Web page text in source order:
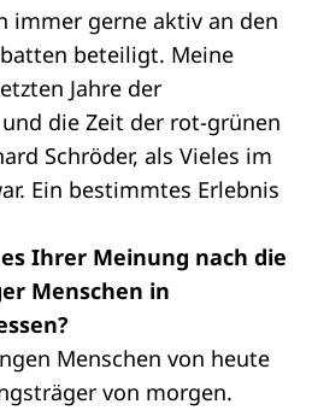
immer gerne aktiv an den
beteiligt. Meine
Jahre der
die Zeit der rot-grünen
Schröder, als Vieles im
Ein bestimmtes Erlebnis
Ihrer Meinung nach die
Menschen in
Menschen von heute
von morgen.